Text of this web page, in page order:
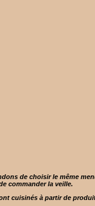
de choisir le même
commander la veille.
cuisinés à partir de